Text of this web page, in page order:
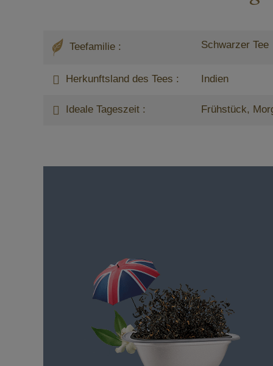
Teefamilie : Schwarzer Tee
Herkunftsland des Tees : Indien
Ideale Tageszeit : Frühstück,